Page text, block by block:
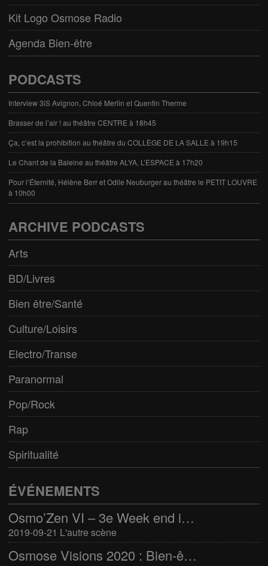
Kit Logo Osmose Radio
Agenda Bien-être
PODCASTS
Interview 3iS Avignon, Chloé Merlin et Quentin Therme
Brasser de l’air ! au théâtre CENTRE à 18h45
Ça, c’est la prohibition au théâtre du COLLÈGE DE LA SALLE à 19h15
Le Chant de la Baleine au théâtre ALYA, L’ESPACE à 17h20
Pour l’Éternité, Hélène Berr et Odile Neuburger au théâtre le PETIT LOUVRE
à 10h00
ARCHIVE PODCASTS
Arts
BD/Livres
Bien être/Santé
Culture/Loisirs
Electro/Transe
Paranormal
Pop/Rock
Rap
Spiritualité
ÉVÉNEMENTS
Osmo’Zen VI – 3e Week end international du bien-être
2019-09-21 L'autre scène
Osmose Visions 2020 : Bien-être et arts divinatoires